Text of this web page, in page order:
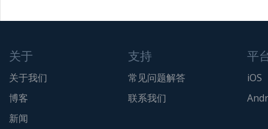
关于
关于我们
博客
新闻
支持
常见问题解答
联系我们
平
iOS